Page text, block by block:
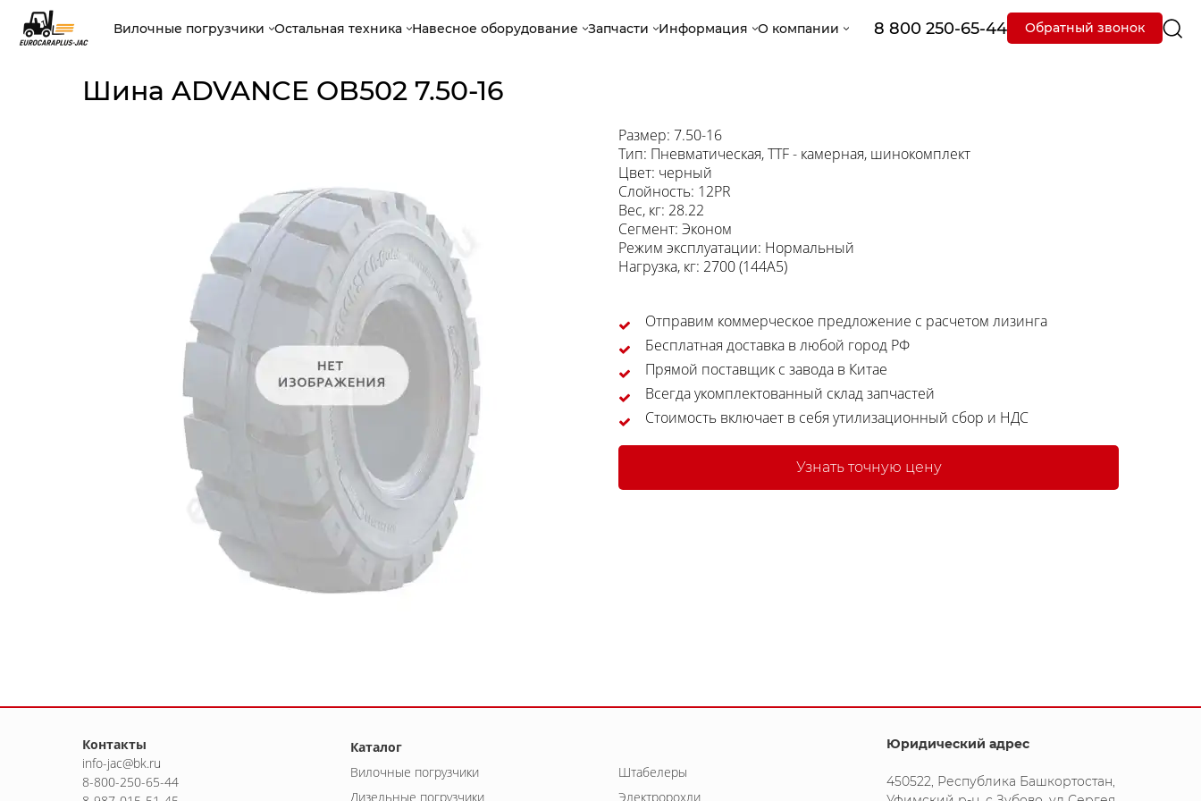
Вилочные погрузчики Остальная техника Навесное оборудование Запчасти Информация О компании 8 800 250-65-44 Обратный звонок
Шина ADVANCE OB502 7.50-16
Размер: 7.50-16
Тип: Пневматическая, TTF - камерная, шинокомплект
Цвет: черный
Слойность: 12PR
Вес, кг: 28.22
Сегмент: Эконом
Режим эксплуатации: Нормальный
Нагрузка, кг: 2700 (144A5)
Отправим коммерческое предложение с расчетом лизинга
Бесплатная доставка в любой город РФ
Прямой поставщик с завода в Китае
Всегда укомплектованный склад запчастей
Стоимость включает в себя утилизационный сбор и НДС
Узнать точную цену
Контакты
info-jac@bk.ru
8-800-250-65-44
Каталог
Вилочные погрузчики
Дизельные погрузчики
Штабелеры
Электророхли
Юридический адрес
450522, Республика Башкортостан,